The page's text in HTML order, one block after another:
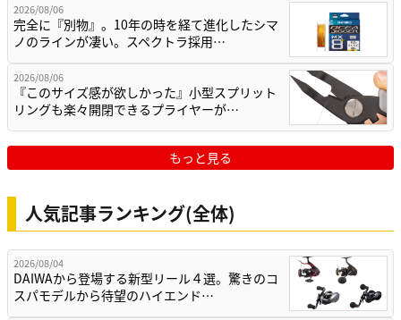
2026/08/06
完全に『別物』。10年の時を経て進化したシマ
ノのラインが凄い。スペクトラ採用…
2026/08/06
『このサイズ感が欲しかった』小型スプリット
リングも楽々開閉できるプライヤーが…
もっと見る
人気記事ランキング(全体)
2026/08/04
DAIWAから登場する新型リール４選。驚きのコ
スパモデルから待望のハイエンド…